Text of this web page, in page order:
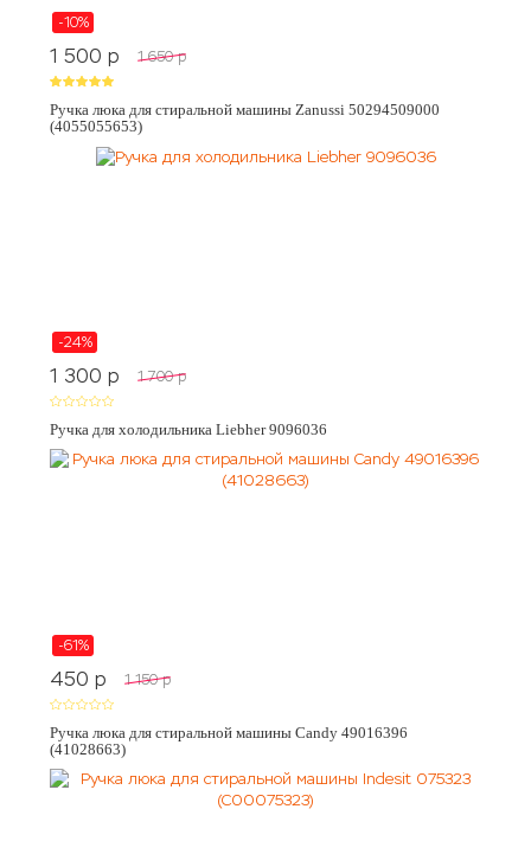
-10%
1 500 p 1 650 p
Ручка люка для стиральной машины Zanussi 50294509000
(4055055653)
-24%
1 300 p 1 700 p
Ручка для холодильника Liebher 9096036
-61%
450 p 1 150 p
Ручка люка для стиральной машины Candy 49016396
(41028663)